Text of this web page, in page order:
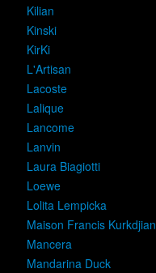
Kilian
Kinski
KirKi
L'Artisan
Lacoste
Lalique
Lancome
Lanvin
Laura Biagiotti
Loewe
Lolita Lempicka
Maison Francis Kurkdjian
Mancera
Mandarina Duck